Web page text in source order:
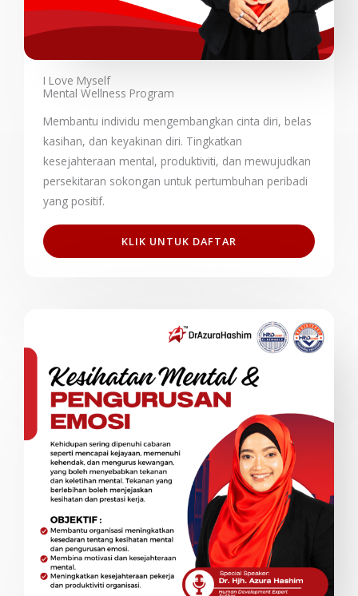
I Love Myself
Mental Wellness Program
Membantu individu mengembangkan cinta diri, belas
kasihan, dan keyakinan diri. Tingkatkan
kesejahteraan mental, produktiviti, dan mewujudkan
persekitaran sokongan untuk pertumbuhan peribadi
yang positif.
KLIK UNTUK DAFTAR